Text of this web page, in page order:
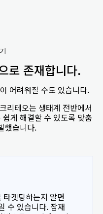
로 존재합니다.
어려워질 수도 있습니다.
리테오는 생태계 전반에서
게 해결할 수 있도록 맞춤
했습니다.
겟팅하는지 알면
수 있습니다. 잠재